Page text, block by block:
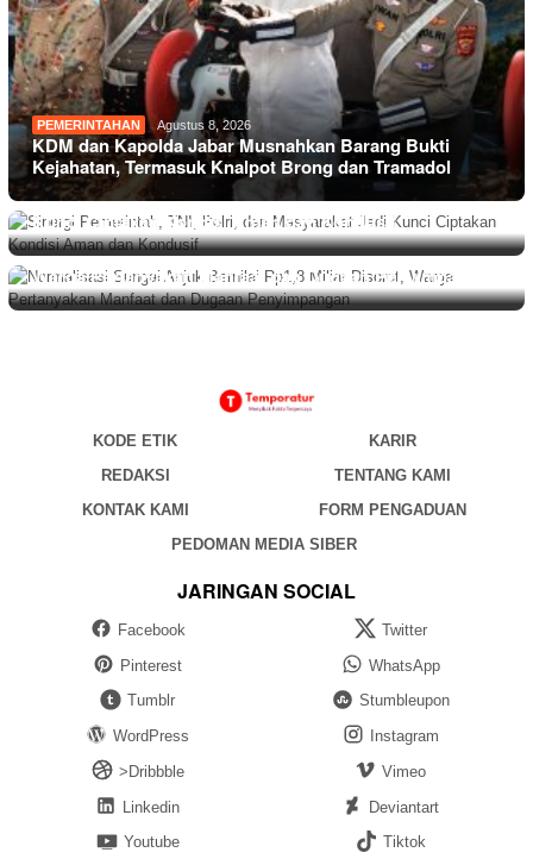
PEMERINTAHAN Agustus 8, 2026
KDM dan Kapolda Jabar Musnahkan Barang Bukti
Kejahatan, Termasuk Knalpot Brong dan Tramadol
PEMERINTAHAN Agustus 8, 2026
Sinergi Pemerintah, TNI, Polri, dan Masyarakat Jadi
Kunci Ciptakan Kondisi Aman dan Kondusif
BERITA , DAERAH Agustus 8, 2026
Normalisasi Sungai Anjuk Bernilai Rp1,8 Miliar Disorot,
Warga Pertanyakan Manfaat dan Dugaan Penyimpangan
KODE ETIK
KARIR
REDAKSI
TENTANG KAMI
KONTAK KAMI
FORM PENGADUAN
PEDOMAN MEDIA SIBER
JARINGAN SOCIAL
Facebook
Twitter
Pinterest
WhatsApp
Tumblr
Stumbleupon
WordPress
Instagram
>Dribbble
Vimeo
Linkedin
Deviantart
Youtube
Tiktok